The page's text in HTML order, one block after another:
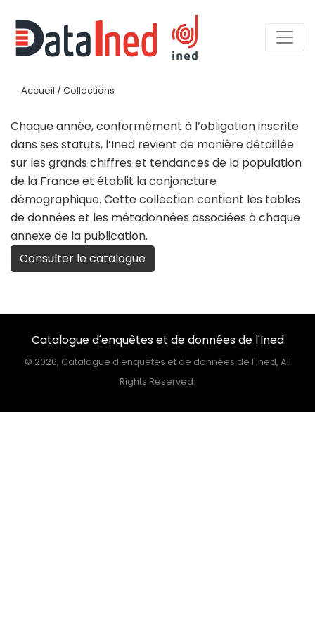
Accueil / Collections
Chaque année, conformément à l’obligation inscrite
dans ses statuts, l’Ined revient de manière détaillée
sur les grands chiffres et tendances de la population
de la France et établit la conjoncture
démographique. Cette collection contient les tables
de données et les métadonnées associées à chaque
annexe de la publication.
Consulter le catalogue
Catalogue d'enquêtes et de données de l'Ined
© 2026, Catalogue d'enquêtes et de données de l'Ined, All
Rights Reserved.